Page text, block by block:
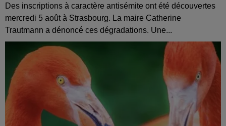
Des inscriptions à caractère antisémite ont été découvertes
mercredi 5 août à Strasbourg. La maire Catherine
Trautmann a dénoncé ces dégradations. Une...